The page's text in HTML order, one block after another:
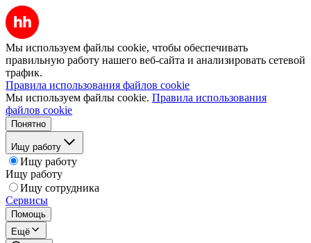
Мы используем файлы cookie, чтобы обеспечивать
правильную работу нашего веб-сайта и анализировать сетевой
трафик.
Правила использования файлов cookie
Мы используем файлы cookie. Правила использования
файлов cookie
Понятно
Ищу работу
Ищу работу
Ищу работу
Ищу сотрудника
Сервисы
Помощь
Ещё